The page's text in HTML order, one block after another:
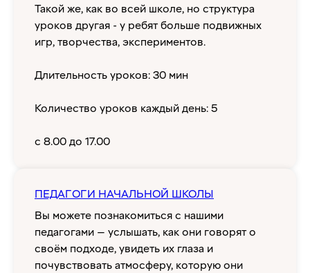
Такой же, как во всей школе, но структура
уроков другая - у ребят больше подвижных
игр, творчества, экспериментов.
Длительность уроков: 30 мин
Количество уроков каждый день: 5
с 8.00 до 17.00
ПЕДАГОГИ НАЧАЛЬНОЙ ШКОЛЫ
Вы можете познакомиться с нашими
педагогами — услышать, как они говорят о
своём подходе, увидеть их глаза и
почувствовать атмосферу, которую они